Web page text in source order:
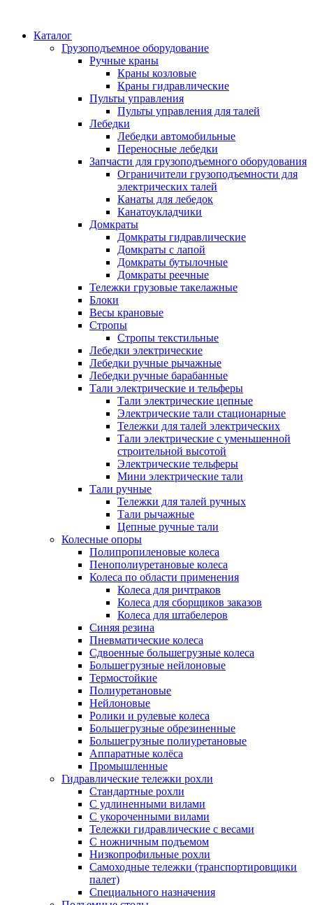
Каталог
Грузоподъемное оборудование
Ручные краны
Краны козловые
Краны гидравлические
Пульты управления
Пульты управления для талей
Лебедки
Лебедки автомобильные
Переносные лебедки
Запчасти для грузоподъемного оборудования
Ограничители грузоподъемности для
электрических талей
Канаты для лебедок
Канатоукладчики
Домкраты
Домкраты гидравлические
Домкраты с лапой
Домкраты бутылочные
Домкраты реечные
Тележки грузовые такелажные
Блоки
Весы крановые
Стропы
Стропы текстильные
Лебедки электрические
Лебедки ручные рычажные
Лебедки ручные барабанные
Тали электрические и тельферы
Тали электрические цепные
Электрические тали стационарные
Тележки для талей электрических
Тали электрические с уменьшенной
строительной высотой
Электрические тельферы
Мини электрические тали
Тали ручные
Тележки для талей ручных
Тали рычажные
Цепные ручные тали
Колесные опоры
Полипропиленовые колеса
Пенополиуретановые колеса
Колеса по области применения
Колеса для ричтраков
Колеса для сборщиков заказов
Колеса для штабелеров
Синяя резина
Пневматические колеса
Сдвоенные большегрузные колеса
Большегрузные нейлоновые
Термостойкие
Полиуретановые
Нейлоновые
Ролики и рулевые колеса
Большегрузные обрезиненные
Большегрузные полиуретановые
Аппаратные колёса
Промышленные
Гидравлические тележки рохли
Стандартные рохли
С удлиненными вилами
С укороченными вилами
Тележки гидравлические с весами
С ножничным подъемом
Низкопрофильные рохли
Самоходные тележки (транспортировщики
палет)
Специального назначения